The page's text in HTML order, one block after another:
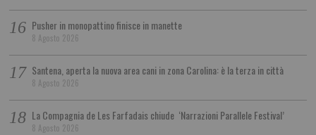
Pusher in monopattino finisce in manette
8 Agosto 2026
Santena, aperta la nuova area cani in zona Carolina: è la terza in città
8 Agosto 2026
La Compagnia de Les Farfadais chiude ‘Narrazioni Parallele Festival’
8 Agosto 2026